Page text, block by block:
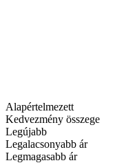
Alapértelmezett
Kedvezmény összege
Legújabb
Legalacsonyabb ár
Legmagasabb ár